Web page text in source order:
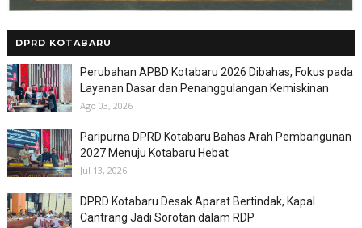
DPRD KOTABARU
Perubahan APBD Kotabaru 2026 Dibahas, Fokus pada
Layanan Dasar dan Penanggulangan Kemiskinan
Ago 03, 2026
Paripurna DPRD Kotabaru Bahas Arah Pembangunan
2027 Menuju Kotabaru Hebat
Jul 13, 2026
DPRD Kotabaru Desak Aparat Bertindak, Kapal
Cantrang Jadi Sorotan dalam RDP